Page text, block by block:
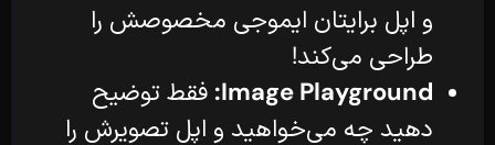
و اپل برایتان ایموجی مخصوصش را
طراحی می‌کند!
Image Playground: فقط توضیح
دهید چه می‌خواهید و اپل تصویرش را